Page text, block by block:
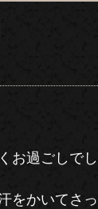
お過ごしで
をかいてさっ